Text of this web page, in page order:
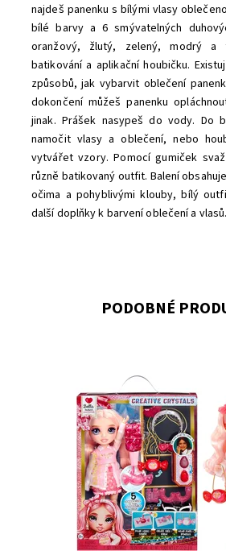
najdeš panenku s bílými vlasy
bílé barvy a 6 smývatelných
oranžový, žlutý, zelený, modrý a
batikování a aplikační houbičku.
způsobů, jak vybarvit oblečení
dokončení můžeš panenku
jinak. Prášek nasypeš do vody. Do
namočit vlasy a oblečení, nebo
vytvářet vzory. Pomocí gumiček
různě batikovaný outfit. Balení
očima a pohyblivými klouby, bílý
další doplňky k barvení oblečení a vlasů.
PODOBNÉ
Dostupnost: Skladem3
12665
Značka:
MGA